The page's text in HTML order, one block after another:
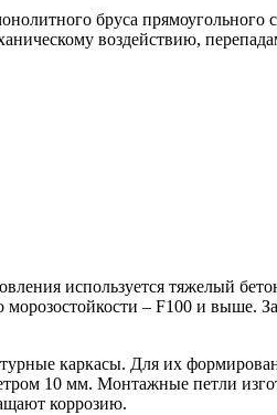
бруса
воздействию,
используется тяжелый
– F100 и выше.
каркасы. Для их
10 мм. Монтажные петли
коррозию.